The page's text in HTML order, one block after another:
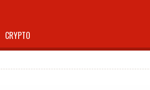
CRYPTO